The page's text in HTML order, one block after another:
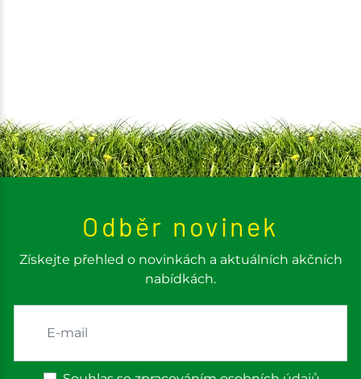
Odběr novinek
Získejte přehled o novinkách a aktuálních akčních
nabídkách.